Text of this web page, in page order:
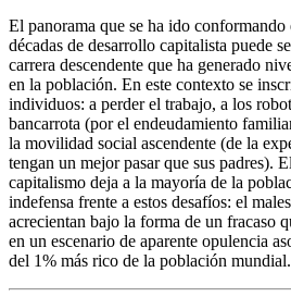
El panorama que se ha ido conformando
décadas de desarrollo capitalista puede
carrera descendente que ha generado
en la población. En este contexto se
individuos: a perder el trabajo, a los
bancarrota (por el endeudamiento
la movilidad social ascendente (de la
tengan un mejor pasar que sus padres).
capitalismo deja a la mayoría de la
indefensa frente a estos desafíos: el
acrecientan bajo la forma de un fracaso
en un escenario de aparente opulencia
del 1% más rico de la población mundial.